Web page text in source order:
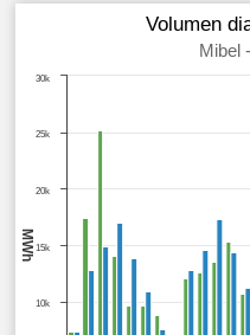
MWh
Volumen
Mibel
10k
15k
20k
25k
30k